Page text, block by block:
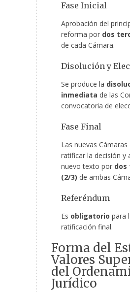
Fase Inicial
Aprobación del
reforma por dos
de cada Cámara.
Disolución y
Se produce la
inmediata de las
convocatoria de
Fase Final
Las nuevas Cámaras
ratificar la decisión y
nuevo texto por dos
(2/3) de ambas
Referéndum
Es obligatorio para
ratificación final.
Forma del
Valores
del
Jurídico